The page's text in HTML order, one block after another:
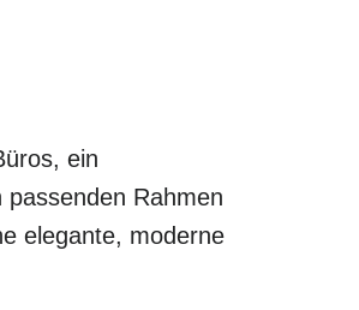
ein
Rahmen
elegante, moderne